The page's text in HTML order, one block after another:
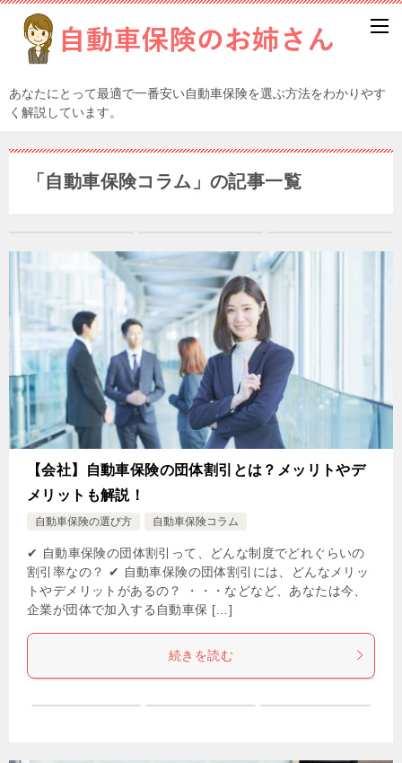
あなたにとって最適で一番安い自動車保険を選ぶ方法をわかりやす
く解説しています。
「自動車保険コラム」の記事一覧
【会社】自動車保険の団体割引とは？メッリトやデ
メリットも解説！
自動車保険の選び方 自動車保険コラム
✔ 自動車保険の団体割引って、どんな制度でどれぐらいの
割引率なの？ ✔ 自動車保険の団体割引には、どんなメリッ
トやデメリットがあるの？ ・・・などなど、あなたは今、
企業が団体で加入する自動車保 […]
続きを読む